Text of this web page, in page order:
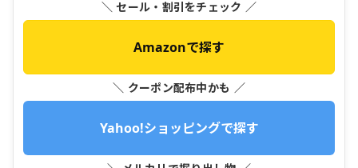
＼ セール・割引をチェック ／
Amazonで探す
＼ クーポン配布中かも ／
Yahoo!ショッピングで探す